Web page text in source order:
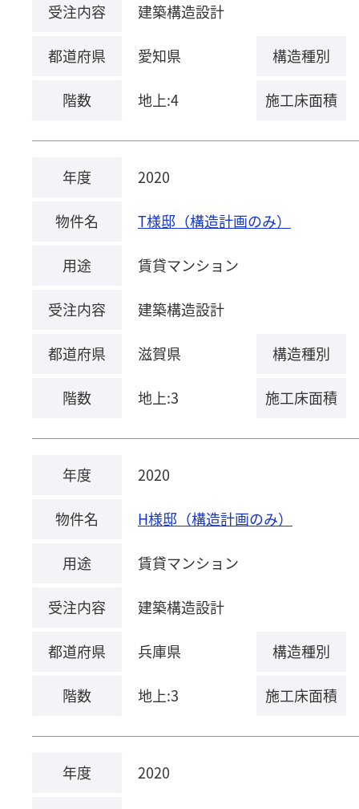
受注内容 建築構造設計
都道府県 愛知県 構造種別
階数 地上:4 施工床面積
年度 2020
物件名 T様邸（構造計画のみ）
用途 賃貸マンション
受注内容 建築構造設計
都道府県 滋賀県 構造種別
階数 地上:3 施工床面積
年度 2020
物件名 H様邸（構造計画のみ）
用途 賃貸マンション
受注内容 建築構造設計
都道府県 兵庫県 構造種別
階数 地上:3 施工床面積
年度 2020